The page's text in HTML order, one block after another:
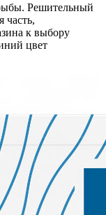
Решительный
часть,
к выбору
цвет